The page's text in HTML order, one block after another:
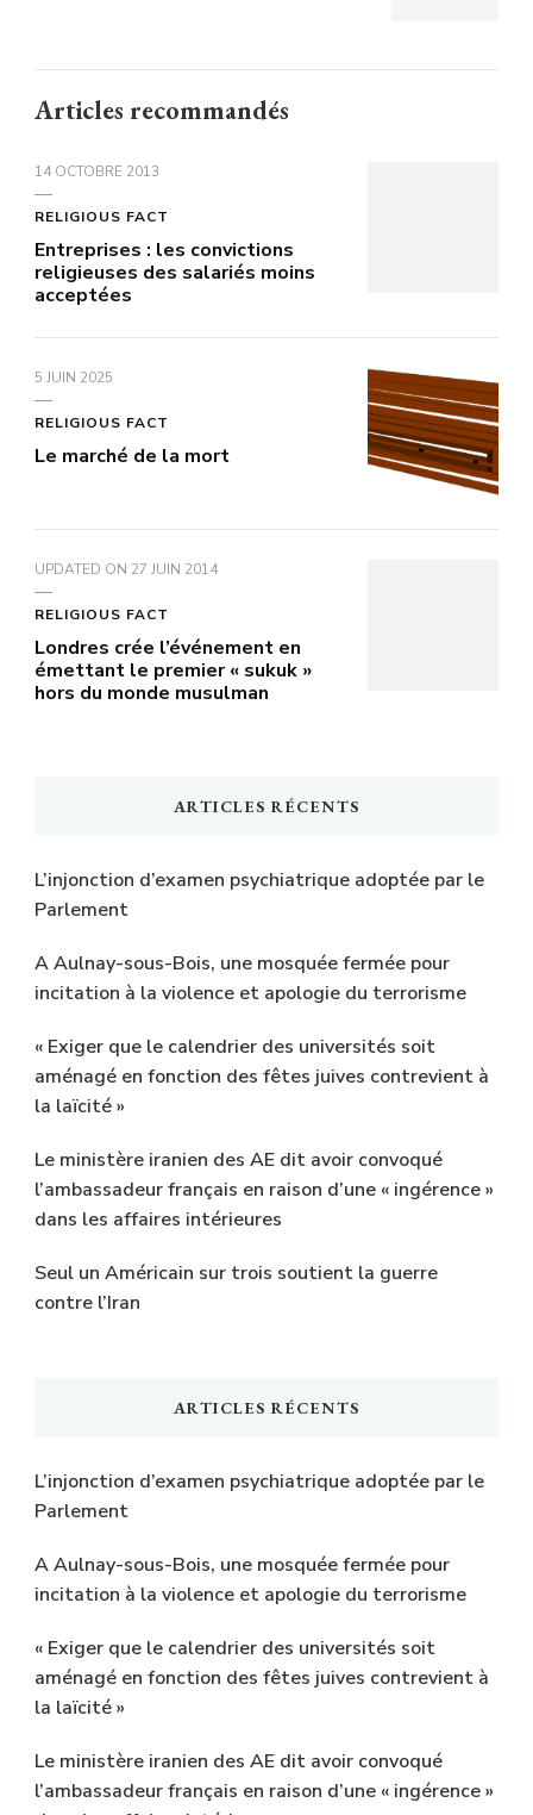
Articles recommandés
14 OCTOBRE 2013
RELIGIOUS FACT
Entreprises : les convictions
religieuses des salariés moins
acceptées
5 JUIN 2025
RELIGIOUS FACT
Le marché de la mort
UPDATED ON 27 JUIN 2014
RELIGIOUS FACT
Londres crée l’événement en
émettant le premier « sukuk »
hors du monde musulman
ARTICLES RÉCENTS
L’injonction d’examen psychiatrique adoptée par le
Parlement
A Aulnay-sous-Bois, une mosquée fermée pour
incitation à la violence et apologie du terrorisme
« Exiger que le calendrier des universités soit
aménagé en fonction des fêtes juives contrevient à
la laïcité »
Le ministère iranien des AE dit avoir convoqué
l’ambassadeur français en raison d’une « ingérence »
dans les affaires intérieures
Seul un Américain sur trois soutient la guerre
contre l’Iran
ARTICLES RÉCENTS
L’injonction d’examen psychiatrique adoptée par le
Parlement
A Aulnay-sous-Bois, une mosquée fermée pour
incitation à la violence et apologie du terrorisme
« Exiger que le calendrier des universités soit
aménagé en fonction des fêtes juives contrevient à
la laïcité »
Le ministère iranien des AE dit avoir convoqué
l’ambassadeur français en raison d’une « ingérence »